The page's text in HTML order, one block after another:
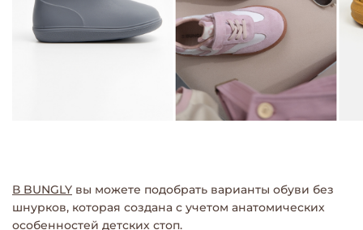
В BUNGLY вы можете подобрать варианты обуви без
шнурков, которая создана с учетом анатомических
особенностей детских стоп.